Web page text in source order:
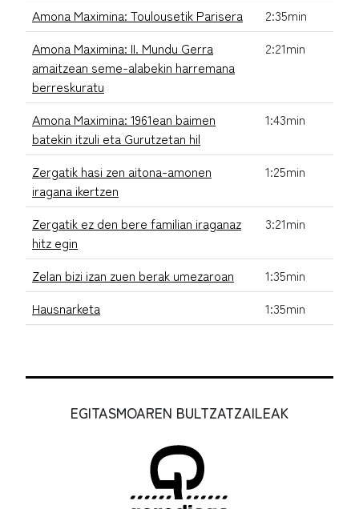
Amona Maximina: Toulousetik Parisera
2:35min
Amona Maximina: II. Mundu Gerra
amaitzean seme-alabekin harremana
berreskuratu
2:21min
Amona Maximina: 1961ean baimen
batekin itzuli eta Gurutzetan hil
1:43min
Zergatik hasi zen aitona-amonen
iragana ikertzen
1:25min
Zergatik ez den bere familian iraganaz
hitz egin
3:21min
Zelan bizi izan zuen berak umezaroan
1:35min
Hausnarketa
1:35min
EGITASMOAREN BULTZATZAILEAK